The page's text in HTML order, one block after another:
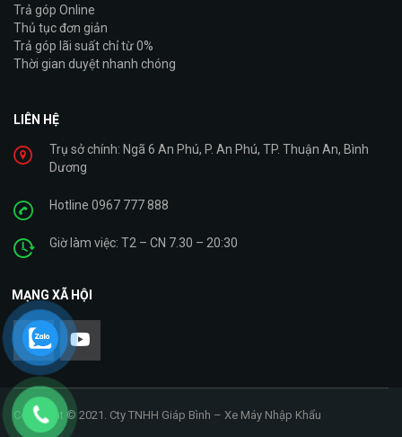
Trả góp Online
Thủ tục đơn giản
Trả góp lãi suất chỉ từ 0%
Thời gian duyệt nhanh chóng
LIÊN HỆ
Trụ sở chính: Ngã 6 An Phú, P. An Phú, TP. Thuận An, Bình
Dương
Hotline 0967 777 888
Giờ làm việc: T2 – CN 7.30 – 20:30
MẠNG XÃ HỘI
Copyright © 2021. Cty TNHH Giáp Bình – Xe Máy Nhập Khẩu